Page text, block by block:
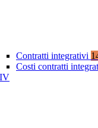
Contratti integrativi
Costi contratti